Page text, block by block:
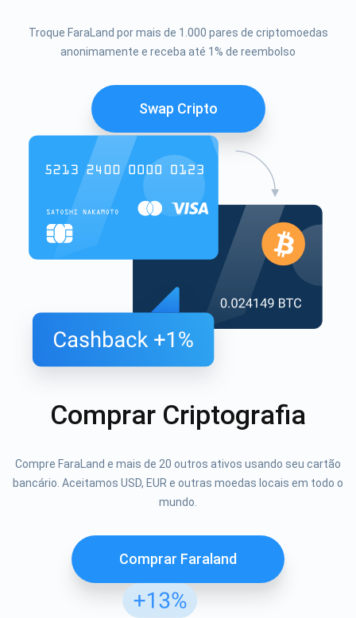
Troque FaraLand por mais de 1.000 pares de criptomoedas
anonimamente e receba até 1% de reembolso
Swap Cripto
Comprar Criptografia
Compre FaraLand e mais de 20 outros ativos usando seu cartão
bancário. Aceitamos USD, EUR e outras moedas locais em todo o
mundo.
Comprar Faraland